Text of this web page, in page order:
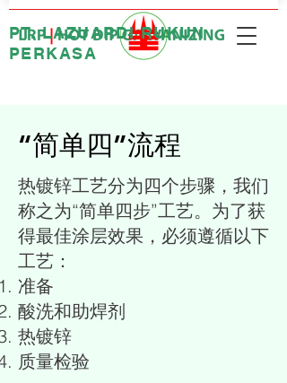
PT. LAZUARDI RUKUN
PERKASA
“简单四”流程
热镀锌工艺分为四个步骤，我们
称之为“简单四步”工艺。为了获
得最佳涂层效果，必须遵循以下
工艺：
准备
酸洗和助焊剂
热镀锌
质量检验